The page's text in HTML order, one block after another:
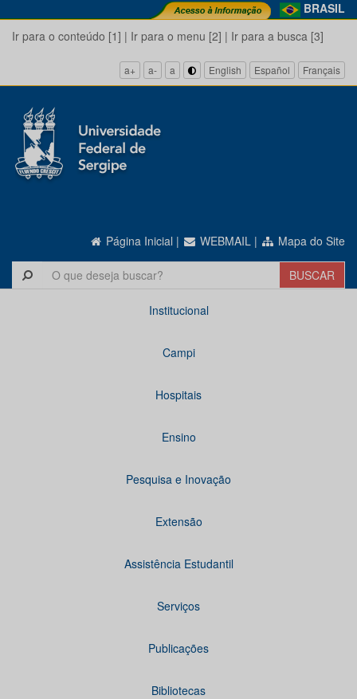
BRASIL
Ir para o conteúdo [1] | Ir para o menu [2] | Ir para a busca [3]
a+ a- a English Español Français
Página Inicial | WEBMAIL | Mapa do Site
Institucional
Campi
Hospitais
Ensino
Pesquisa e Inovação
Extensão
Assistência Estudantil
Serviços
Publicações
Bibliotecas